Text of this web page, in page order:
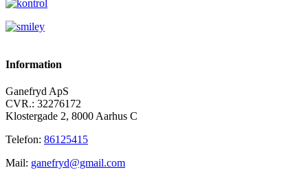
Information
Ganefryd ApS
CVR.: 32276172
Klostergade 2, 8000 Aarhus C
Telefon: 86125415
Mail: ganefryd@gmail.com